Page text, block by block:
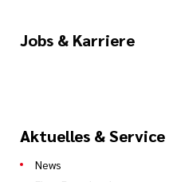
Jobs & Karriere
Aktuelles & Service
News